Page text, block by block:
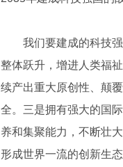
我们要建成的科技强
整体跃升，增进人类福
续产出重大原创性、颠
全。三是拥有强大的国
养和集聚能力，不断壮
形成世界一流的创新生态